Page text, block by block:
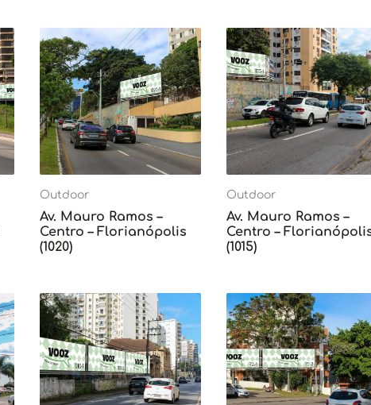
Outdoor
Av. Mauro Ramos –
Centro – Florianópolis
(1020)
Outdoor
Av. Mauro Ramos –
Centro –
(1015)